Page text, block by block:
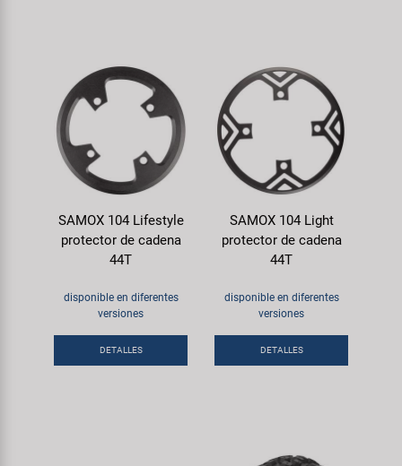
SAMOX 104 Lifestyle
protector de cadena
44T
disponible en diferentes
versiones
DETALLES
SAMOX 104 Light
protector de cadena
44T
disponible en diferentes
versiones
DETALLES